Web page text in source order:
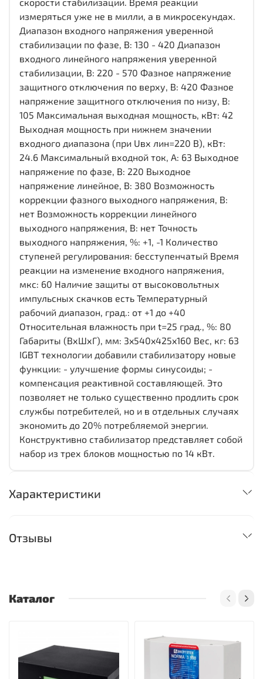
скорости стабилизации. Время реакции
измеряться уже не в милли, а в микросекундах.
Диапазон входного напряжения уверенной
стабилизации по фазе, В: 130 - 420 Диапазон
входного линейного напряжения уверенной
стабилизации, В: 220 - 570 Фазное напряжение
защитного отключения по верху, В: 420 Фазное
напряжение защитного отключения по низу, В:
105 Максимальная выходная мощность, кВт: 42
Выходная мощность при нижнем значении
входного диапазона (при Uвх лин=220 В), кВт:
24.6 Максимальный входной ток, А: 63 Выходное
напряжение по фазе, В: 220 Выходное
напряжение линейное, В: 380 Возможность
коррекции фазного выходного напряжения, В:
нет Возможность коррекции линейного
выходного напряжения, В: нет Точность
выходного напряжения, %: +1, -1 Количество
ступеней регулирования: бесступенчатый Время
реакции на изменение входного напряжения,
мкс: 60 Наличие защиты от высоковольтных
импульсных скачков есть Температурный
рабочий диапазон, град.: от +1 до +40
Относительная влажность при t=25 град., %: 80
Габариты (ВхШхГ), мм: 3x540x425x160 Вес, кг: 63
IGBT технологии добавили стабилизатору новые
функции: - улучшение формы синусоиды; -
компенсация реактивной составляющей. Это
позволяет не только существенно продлить срок
службы потребителей, но и в отдельных случаях
экономить до 20% потребляемой энергии.
Конструктивно стабилизатор представляет собой
набор из трех блоков мощностью по 14 кВт.
Характеристики
Отзывы
Каталог